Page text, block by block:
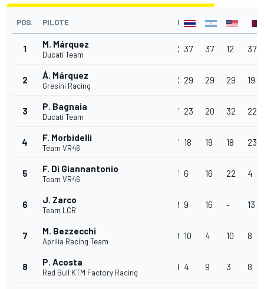
POS. PILOTE POINTS
1 M. Márquez
Ducati Team
270
37 37 12 37
2 Á. Márquez
Gresini Racing
230
29 29 29 19
3 P. Bagnaia
Ducati Team
160
23 20 32 22
4 F. Morbidelli
Team VR46
128
18 19 18 23
5 F. Di Giannantonio
Team VR46
120
6 16 22 4
6 J. Zarco
Team LCR
979 16 - 13
7 M. Bezzecchi
Aprilia Racing Team
9410 4 10 8
8 P. Acosta
Red Bull KTM Factory Racing
844 9 3 8